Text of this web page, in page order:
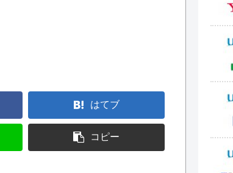
はてブ
コピー